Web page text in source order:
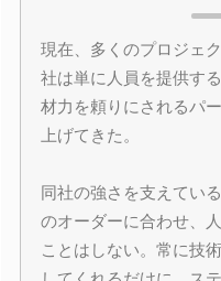
現在、多くのプロジェ
社は単に人員を提供す
材力を頼りにされるパ
上げてきた。
同社の強さを支えてい
のオーダーに合わせ、
ことはしない。常に技